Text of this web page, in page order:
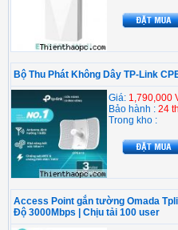
Bộ Thu Phát Không Dây TP-Link
Giá: 1,790,000
Bảo hành : 24
Trong kho :
Access Point gắn tường Omada
Độ 3000Mbps | Chịu tải 100 user